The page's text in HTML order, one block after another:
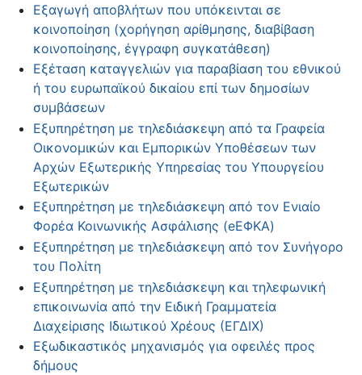
Εξαγωγή αποβλήτων που υπόκεινται σε
κοινοποίηση (χορήγηση αρίθμησης, διαβίβαση
κοινοποίησης, έγγραφη συγκατάθεση)
Εξέταση καταγγελιών για παραβίαση του εθνικού
ή του ευρωπαϊκού δικαίου επί των δημοσίων
συμβάσεων
Εξυπηρέτηση με τηλεδιάσκεψη από τα Γραφεία
Οικονομικών και Εμπορικών Υποθέσεων των
Αρχών Εξωτερικής Υπηρεσίας του Υπουργείου
Εξωτερικών
Εξυπηρέτηση με τηλεδιάσκεψη από τον Ενιαίο
Φορέα Κοινωνικής Ασφάλισης (eΕΦΚΑ)
Εξυπηρέτηση με τηλεδιάσκεψη από τον Συνήγορο
του Πολίτη
Εξυπηρέτηση με τηλεδιάσκεψη και τηλεφωνική
επικοινωνία από την Ειδική Γραμματεία
Διαχείρισης Ιδιωτικού Χρέους (ΕΓΔΙΧ)
Εξωδικαστικός μηχανισμός για οφειλές προς
δήμους